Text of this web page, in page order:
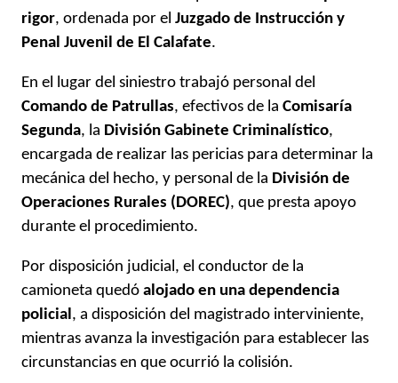
rigor, ordenada por el Juzgado de Instrucción y
Penal Juvenil de El Calafate.
En el lugar del siniestro trabajó personal del
Comando de Patrullas, efectivos de la Comisaría
Segunda, la División Gabinete Criminalístico,
encargada de realizar las pericias para determinar la
mecánica del hecho, y personal de la División de
Operaciones Rurales (DOREC), que presta apoyo
durante el procedimiento.
Por disposición judicial, el conductor de la
camioneta quedó alojado en una dependencia
policial, a disposición del magistrado interviniente,
mientras avanza la investigación para establecer las
circunstancias en que ocurrió la colisión.